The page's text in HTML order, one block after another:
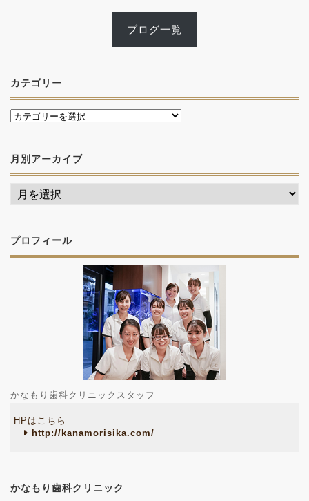
ブログ一覧
カテゴリー
月別アーカイブ
プロフィール
かなもり歯科クリニックスタッフ
HPはこちら
http://kanamorisika.com/
かなもり歯科クリニック